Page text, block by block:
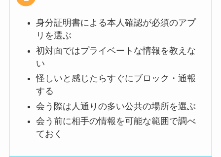
身分証明書による本人確認が必須のアプ
リを選ぶ
初対面ではプライベートな情報を教えな
い
怪しいと感じたらすぐにブロック・通報
する
会う際は人通りの多い公共の場所を選ぶ
会う前に相手の情報を可能な範囲で調べ
ておく